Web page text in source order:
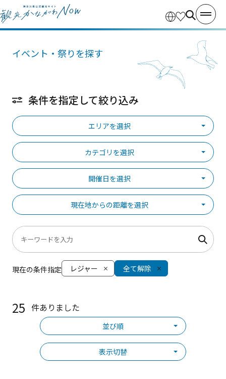
イベント・祭りを探す
条件を指定して絞り込み
エリアを選択
カテゴリを選択
開催日を選択
現在地からの距離を選択
現在の条件指定 レジャー 全て解除
25 件ありました
並び順
表示切替